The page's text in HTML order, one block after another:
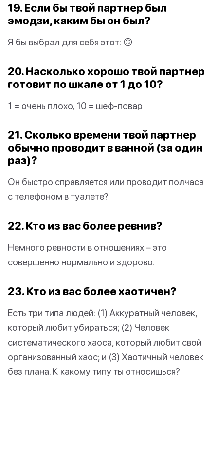
19. Если бы твой партнер был
эмодзи, каким бы он был?
Я бы выбрал для себя этот: 🙃
20. Насколько хорошо твой партнер
готовит по шкале от 1 до 10?
1 = очень плохо, 10 = шеф-повар
21. Сколько времени твой партнер
обычно проводит в ванной (за один
раз)?
Он быстро справляется или проводит полчаса
с телефоном в туалете?
22. Кто из вас более ревнив?
Немного ревности в отношениях – это
совершенно нормально и здорово.
23. Кто из вас более хаотичен?
Есть три типа людей: (1) Аккуратный человек,
который любит убираться; (2) Человек
систематического хаоса, который любит свой
организованный хаос; и (3) Хаотичный человек
без плана. К какому типу ты относишься?